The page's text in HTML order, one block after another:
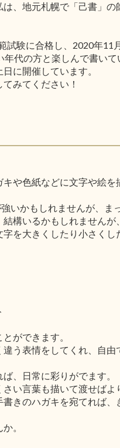
は、地元札幌で「己書」
試験に合格し、2020年11
代の方と楽しんで書いて
に開催しています。
みてください！
や色紙などに文字や絵を
いかもしれませんが、ま
構いるかもしれませんが
を大きくしたり小さく
ができます。
う表情をしてくれ、自由
、日常に彩りがでます。
い言葉も描いて渡せばよ
きのハガキを宛てれば、
。